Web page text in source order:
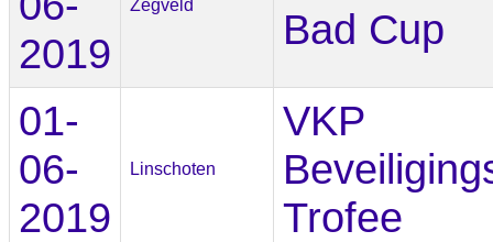
2019
Zegveld
Bad Cup
01-
06-
2019
Linschoten
VKP
Trofee